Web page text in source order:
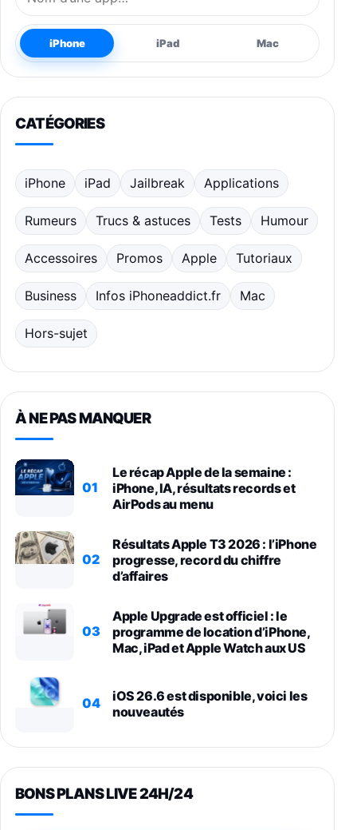
iPhone iPad Mac
CATÉGORIES
iPhone iPad Jailbreak Applications
Rumeurs Trucs & astuces Tests Humour
Accessoires Promos Apple Tutoriaux
Business Infos iPhoneaddict.fr Mac
Hors-sujet
À NE PAS MANQUER
01
Le récap Apple de la semaine :
iPhone, IA, résultats records et
AirPods au menu
02
Résultats Apple T3 2026 : l’iPhone
progresse, record du chiffre
d’affaires
03
Apple Upgrade est officiel : le
programme de location d’iPhone,
Mac, iPad et Apple Watch aux US
04
iOS 26.6 est disponible, voici les
nouveautés
BONS PLANS LIVE 24H/24